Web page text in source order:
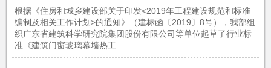
根据《住房和城乡建设部关于印发<2019年工程建设规范和标准
编制及相关工作计划>的通知》（建标函〔2019〕8号），我部组
织广东省建筑科学研究院集团股份有限公司等单位起草了行业标
准《建筑门窗玻璃幕墙热工...